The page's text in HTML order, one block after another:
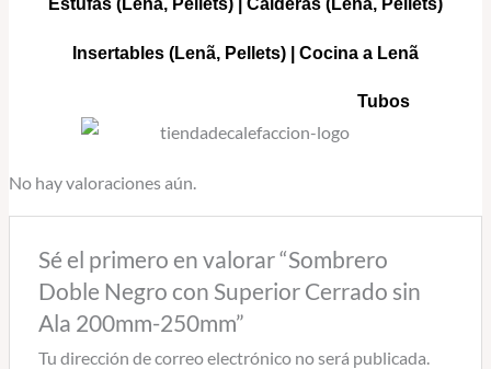
Insertables (Lenã, Pellets) | Cocina a Lenã
Tubos
No hay valoraciones aún.
Sé el primero en valorar “Sombrero
Doble Negro con Superior Cerrado sin
Ala 200mm-250mm”
Tu dirección de correo electrónico no será publicada.